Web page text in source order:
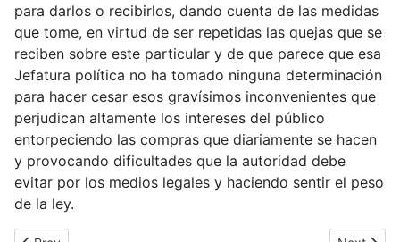
para darlos o recibirlos, dando cuenta de las medidas
que tome, en virtud de ser repetidas las quejas que se
reciben sobre este particular y de que parece que esa
Jefatura política no ha tomado ninguna determinación
para hacer cesar esos gravísimos inconvenientes que
perjudican altamente los intereses del público
entorpeciendo las compras que diariamente se hacen
y provocando dificultades que la autoridad debe
evitar por los medios legales y haciendo sentir el peso
de la ley.